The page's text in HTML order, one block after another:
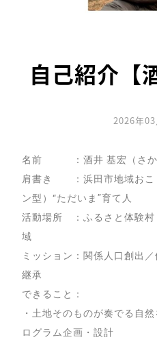
自己紹介【
2026年03
名前 ：酒井 基宏（さか
肩書き ：浜田市地域おこ
ン型）“ただいま”育て人
活動場所 ：ふるさと体験村
域
ミッション：関係人口創出
継承
できること：
・土地そのものが奏でる自
ログラム企画・設計